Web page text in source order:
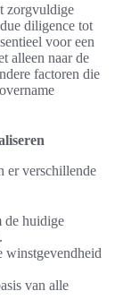
zorgvuldige
diligence tot
voor een
alleen naar de
factoren die
er verschillende
de huidige
winstgevendheid
van alle